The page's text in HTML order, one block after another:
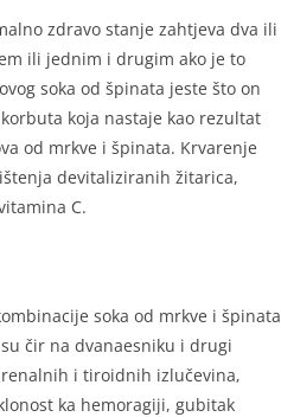
zdravo stanje zahtjeva dva ili
ili jednim i drugim ako je to
soka od špinata jeste što on
koja nastaje kao rezultat
od mrkve i špinata. Krvarenje
devitaliziranih žitarica,
C.
soka od mrkve i špinata
čir na dvanaesniku i drugi
i tiroidnih izlučevina‚
ka hemoragiji, gubitak